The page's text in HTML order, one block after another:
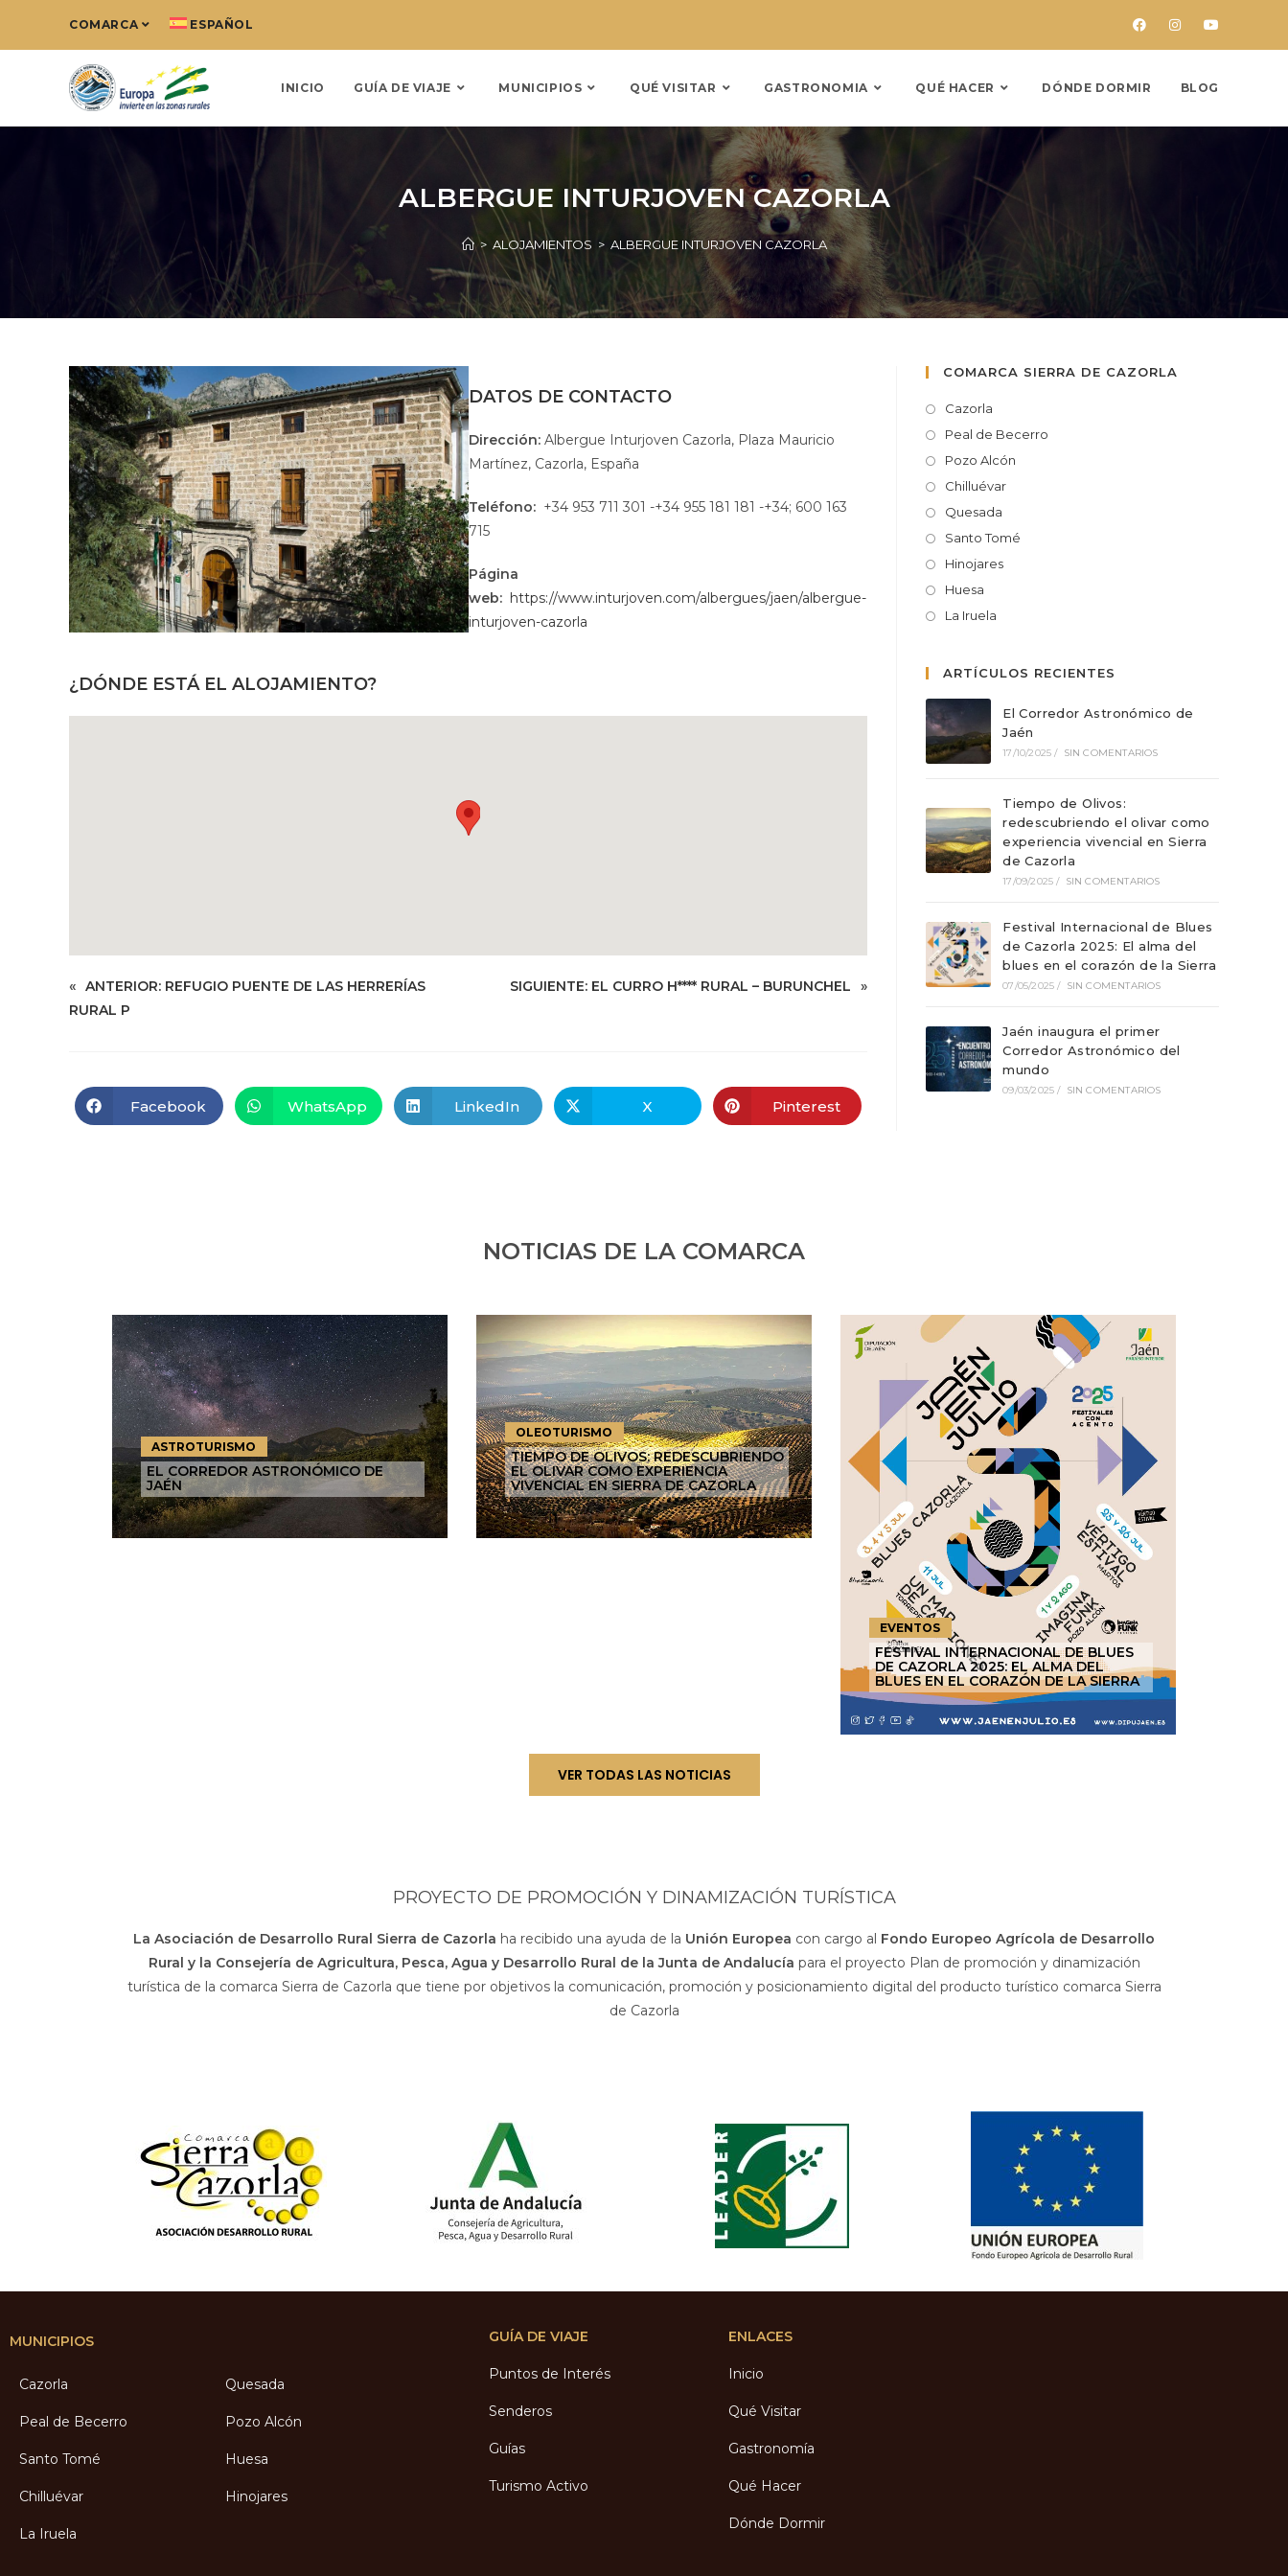
COMARCA ESPAÑOL
INICIO GUÍA DE VIAJE MUNICIPIOS QUÉ VISITAR GASTRONOMIA QUÉ HACER DÓNDE DORMIR BLOG
ALBERGUE INTURJOVEN CAZORLA
> ALOJAMIENTOS > ALBERGUE INTURJOVEN CAZORLA
DATOS DE CONTACTO
Dirección: Albergue Inturjoven Cazorla, Plaza Mauricio
Martínez, Cazorla, España
Teléfono: +34 953 711 301 -+34 955 181 181 -+34; 600 163
715
Página
web: https://www.inturjoven.com/albergues/jaen/albergue-
inturjoven-cazorla
¿DÓNDE ESTÁ EL ALOJAMIENTO?
« ANTERIOR: REFUGIO PUENTE DE LAS HERRERÍAS
RURAL P
SIGUIENTE: EL CURRO H**** RURAL – BURUNCHEL »
Facebook WhatsApp LinkedIn X Pinterest
COMARCA SIERRA DE CAZORLA
Cazorla
Peal de Becerro
Pozo Alcón
Chilluévar
Quesada
Santo Tomé
Hinojares
Huesa
La Iruela
ARTÍCULOS RECIENTES
El Corredor Astronómico de
Jaén
17/10/2025 / SIN COMENTARIOS
Tiempo de Olivos:
redescubriendo el olivar como
experiencia vivencial en Sierra
de Cazorla
17/09/2025 / SIN COMENTARIOS
Festival Internacional de Blues
de Cazorla 2025: El alma del
blues en el corazón de la Sierra
07/05/2025 / SIN COMENTARIOS
Jaén inaugura el primer
Corredor Astronómico del
mundo
09/03/2025 / SIN COMENTARIOS
NOTICIAS DE LA COMARCA
ASTROTURISMO
EL CORREDOR ASTRONÓMICO DE
JAÉN
OLEOTURISMO
TIEMPO DE OLIVOS: REDESCUBRIENDO
EL OLIVAR COMO EXPERIENCIA
VIVENCIAL EN SIERRA DE CAZORLA
EVENTOS
FESTIVAL INTERNACIONAL DE BLUES
DE CAZORLA 2025: EL ALMA DEL
BLUES EN EL CORAZÓN DE LA SIERRA
VER TODAS LAS NOTICIAS
PROYECTO DE PROMOCIÓN Y DINAMIZACIÓN TURÍSTICA
La Asociación de Desarrollo Rural Sierra de Cazorla ha recibido una ayuda de la Unión Europea con cargo al Fondo Europeo Agrícola de Desarrollo
Rural y la Consejería de Agricultura, Pesca, Agua y Desarrollo Rural de la Junta de Andalucía para el proyecto Plan de promoción y dinamización
turística de la comarca Sierra de Cazorla que tiene por objetivos la comunicación, promoción y posicionamiento digital del producto turístico comarca Sierra
de Cazorla
MUNICIPIOS
Cazorla
Peal de Becerro
Santo Tomé
Chilluévar
La Iruela
Quesada
Pozo Alcón
Huesa
Hinojares
GUÍA DE VIAJE
Puntos de Interés
Senderos
Guías
Turismo Activo
ENLACES
Inicio
Qué Visitar
Gastronomía
Qué Hacer
Dónde Dormir